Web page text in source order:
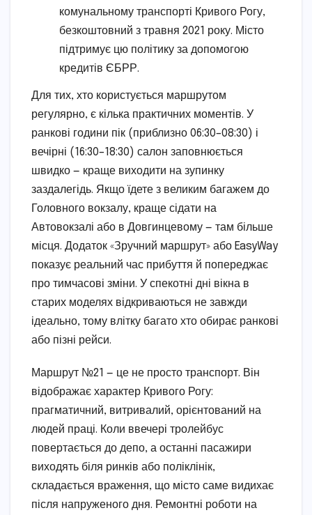
комунальному транспорті Кривого Рогу,
безкоштовний з травня 2021 року. Місто
підтримує цю політику за допомогою
кредитів ЄБРР.
Для тих, хто користується маршрутом
регулярно, є кілька практичних моментів. У
ранкові години пік (приблизно 06:30–08:30) і
вечірні (16:30–18:30) салон заповнюється
швидко — краще виходити на зупинку
заздалегідь. Якщо їдете з великим багажем до
Головного вокзалу, краще сідати на
Автовокзалі або в Довгинцевому — там більше
місця. Додаток «Зручний маршрут» або EasyWay
показує реальний час прибуття й попереджає
про тимчасові зміни. У спекотні дні вікна в
старих моделях відкриваються не завжди
ідеально, тому влітку багато хто обирає ранкові
або пізні рейси.
Маршрут №21 — це не просто транспорт. Він
відображає характер Кривого Рогу:
прагматичний, витривалий, орієнтований на
людей праці. Коли ввечері тролейбус
повертається до депо, а останні пасажири
виходять біля ринків або поліклінік,
складається враження, що місто саме видихає
після напруженого дня. Ремонтні роботи на